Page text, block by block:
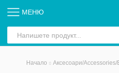
МЕНЮ
Начало Аксесоари/Accessories/